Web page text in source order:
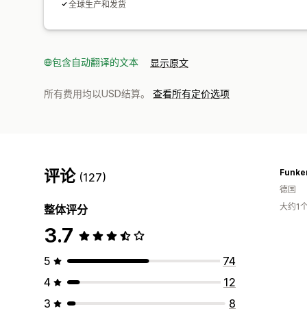
全球生产和发货
包含自动翻译的文本 显示原文
所有费用均以USD结算。 查看所有定价选项
评论 (127)
整体评分
3.7
5
74
4
12
3
8
德国
大约1